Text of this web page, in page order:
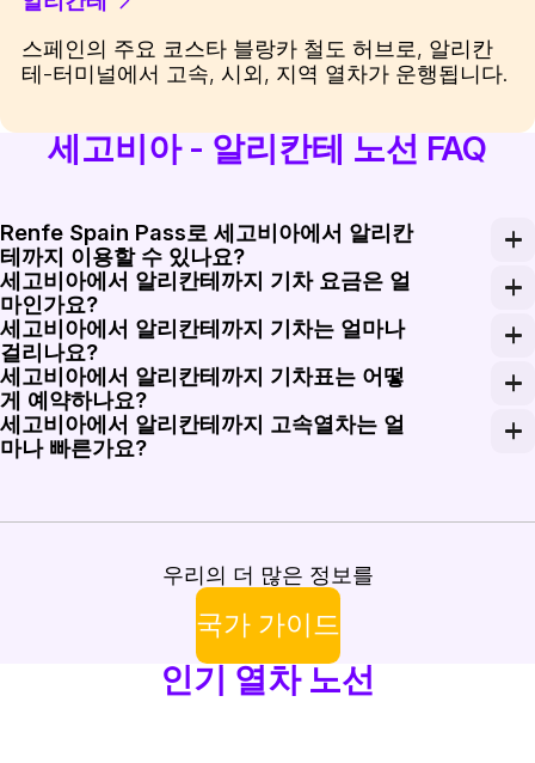
스페인의 주요 코스타 블랑카 철도 허브로, 알리칸
테-터미널에서 고속, 시외, 지역 열차가 운행됩니다.
세고비아 - 알리칸테 노선 FAQ
Renfe Spain Pass로 세고비아에서 알리칸
테까지 이용할 수 있나요?
Renfe Spain Pass는 많은 AVE, Alvia, Avant 서비스를
세고비아에서 알리칸테까지 기차 요금은 얼
마인가요?
세고비아에서 알리칸테까지의 편도 기차 요금은 사전
세고비아에서 알리칸테까지 기차는 얼마나
걸리나요?
가장 빠른 세고비아에서 알리칸테까지의 철도 연결편
세고비아에서 알리칸테까지 기차표는 어떻
게 예약하나요?
여행 날짜를 입력하고 Segovia-Guiomar 출발편을 선
세고비아에서 알리칸테까지 고속열차는 얼
마나 빠른가요?
우리의 더 많은 정보를
국가 가이드
인기 열차 노선